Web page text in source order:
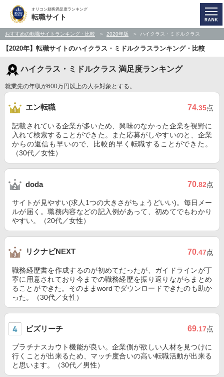
オリコン顧客満足度ランキング
転職サイト
おすすめの転職サイトランキング・比較 2020年版 ハイクラス・ミドルクラス
【2020年】転職サイトのハイクラス・ミドルクラスランキング・比較
ハイクラス・ミドルクラス 満足度ランキング
就業先の年収が600万円以上の人を対象とする。
エン転職 74.35点
記載されている企業が多いため、興味のなかった企業を視野に
入れて検索することができた。また応募がしやすいのと、企業
からの返信も早いので、比較的早く転職することができた。
（30代／女性）
doda 70.82点
サイトが見やすい(求人1つの大きさがちょうどいい)。毎日メー
ルが届く。職務内容などの記入例があって、初めてでもわかり
やすい。（20代／女性）
リクナビNEXT 70.47点
職務経歴書を作成するのが初めてだったが、ガイドラインが丁
寧に用意されており今までの職務経歴を振り返りながらまとめ
ることができた。そのままwordでダウンロードできたのも助か
った。（30代／女性）
ビズリーチ 69.17点
プラチナスカウト機能が良い。企業側が欲しい人材を見つけに
行くことが出来るため、マッチ度合いの高い転職活動が出来る
と思います。（30代／男性）